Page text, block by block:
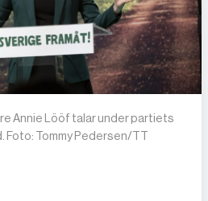
Annie Lööf talar under partiets
Foto: Tommy Pedersen/TT